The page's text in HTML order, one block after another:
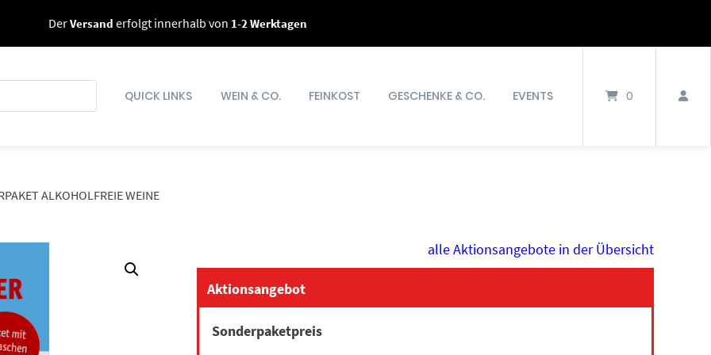
DerVersand erfolgt innerhalb von 1-2 Werktagen
QUICK LINKS WEIN & CO. FEINKOST GESCHENKE & CO. EVENTS 0
ALKOHOLFREIE WEINE
alle Aktionsangebote in der Übersicht
Aktionsangebot
Sonderpaketpreis